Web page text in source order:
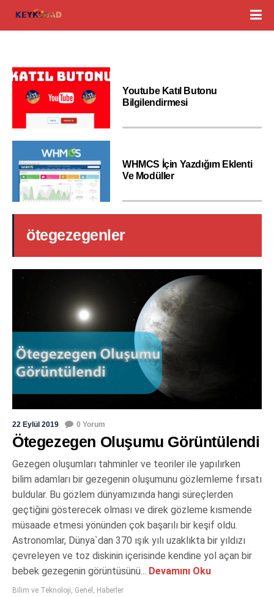
Youtube Katıl Butonu
Bilgilendirmesi
WHMCS İçin Yazdığım Eklenti
Ve Modüller
ötegezegenler
22 Eylül 2019 0 Yorum
Ötegezegen Oluşumu Görüntülendi
Gezegen oluşumları tahminler ve teoriler ile yapılırken
bilim adamları bir gezegenin oluşumunu gözlemleme fırsatı
buldular. Bu gözlem dünyamızında hangi süreçlerden
geçtiğini gösterecek olması ve direk gözleme kısmende
müsaade etmesi yönünden çok başarılı bir keşif oldu.
Astronomlar, Dünya`dan 370 ışık yılı uzaklıkta bir yıldızı
çevreleyen ve toz diskinin içerisinde kendine yol açan bir
bebek gezegenin görüntüsünü... Devamını Oku
Bilim ve Teknoloji, Genel , Haberler